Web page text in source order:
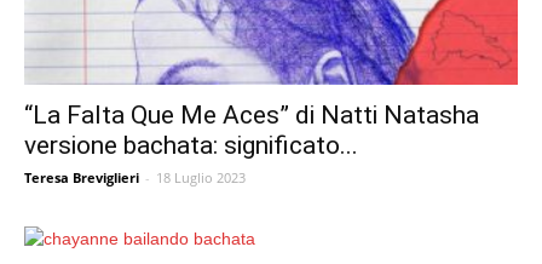
“La Falta Que Me Aces” di Natti Natasha
versione bachata: significato...
Teresa Breviglieri - 18 Luglio 2023